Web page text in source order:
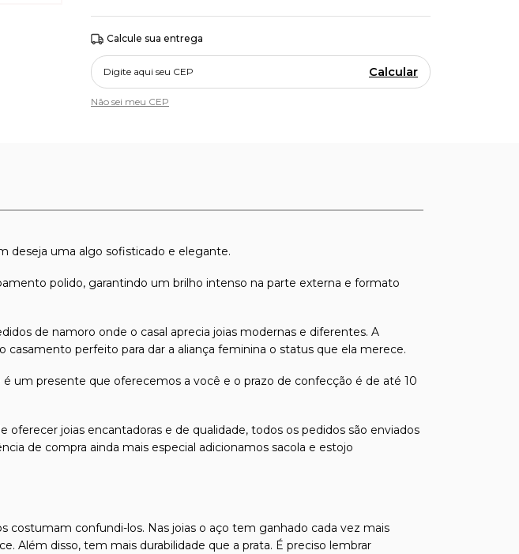
Calcule sua entrega
Calcular
Não sei meu CEP
deseja uma algo sofisticado e elegante.
polido, garantindo um brilho intenso na parte externa e formato
de namoro onde o casal aprecia joias modernas e diferentes. A
casamento perfeito para dar a aliança feminina o status que ela merece.
um presente que oferecemos a você e o prazo de confecção é de até 10
joias encantadoras e de qualidade, todos os pedidos são enviados
de compra ainda mais especial adicionamos sacola e estojo
confundi-los. Nas joias o aço tem ganhado cada vez mais
Além disso, tem mais durabilidade que a prata. É preciso lembrar